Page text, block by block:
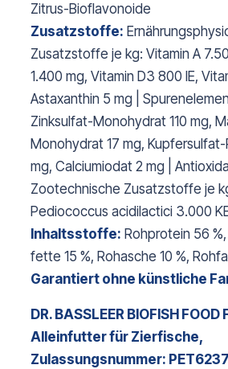
Zitrus-Bioflavonoide
Zusatzstoffe:
Zusatzstoffe je kg: Vitamin A
1.400 mg, Vitamin D3 800 IE,
Astaxanthin 5 mg |
Zinksulfat-Monohydrat 110 mg,
Monohydrat 17 mg,
mg, Calciumiodat 2 mg |
Zootechnische Zusatzstoffe je
Pediococcus acidilactici 3.000
Inhaltsstoffe: Rohprotein 56
fette 15 %, Rohasche 10 %,
Garantiert ohne künstliche
DR. BASSLEER BIOFISH FOOD
Alleinfutter für Zierfische,
Zulassungsnummer: PET6237